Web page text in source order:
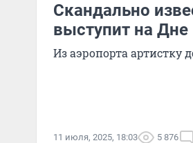
Скандально
выступит на Дне
Из аэропорта артистку
11 июля, 2025, 18:03 5 876